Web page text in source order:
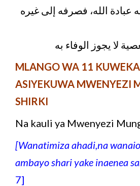
عبادة الله، فصرفه إلى غيره
لا يجوز الوفاء به
MLANGO WA 11
ASIYEKUWA MWENYEZI
SHIRKI
[Wanatimiza ahadi,na
ambayo shari yake inaenea
7]